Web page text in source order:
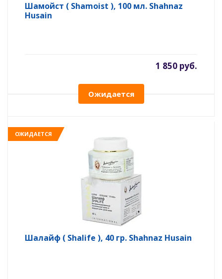
Шамойст ( Shamoist ), 100 мл. Shahnaz
Husain
1 850 руб.
Ожидается
ОЖИДАЕТСЯ
Шалайф ( Shalife ), 40 гр. Shahnaz Husain